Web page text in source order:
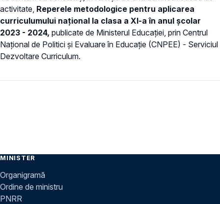
activitate, Reperele metodologice pentru aplicarea
curriculumului național la clasa a XI-a în anul școlar
2023 - 2024, publicate de Ministerul Educației, prin Centrul
Național de Politici și Evaluare în Educație (CNPEE) - Serviciul
Dezvoltare Curriculum.
MINISTER
Organigramă
Ordine de ministru
PNRR